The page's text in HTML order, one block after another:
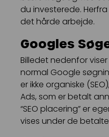
du investerede.
det hårde arbejde.
Googles
Billedet nedenfor
normal Google
er ikke organiske
Ads, som er betalt
“SEO placering” er
vises under de